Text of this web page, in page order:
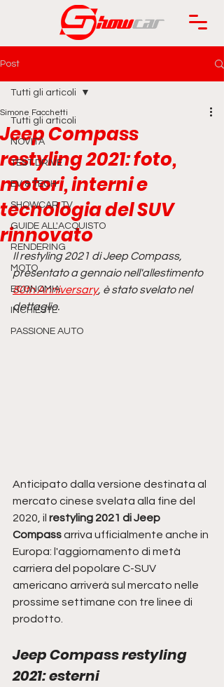
Post
Tutti gli articoli
NOVITÀ
TEST DRIVE
EV & TECH
SHOWCAR TV
GUIDE ALL'ACQUISTO
RENDERING
MOTO
ECONOMIA
INCHIESTE
PASSIONE AUTO
Tutti gli articoli
Jeep Compass
restyling 2021: foto,
motori, interni e
tecnologia del SUV
rinnovato
Simone Facchetti
Il restyling 2021 di Jeep Compass,
presentato a gennaio nell'allestimento
80th Anniversary, è stato svelato nel
dettaglio.
Anticipato dalla versione destinata al
mercato cinese svelata alla fine del
2020, il restyling 2021 di Jeep
Compass arriva ufficialmente anche in
Europa: l'aggiornamento di metà
carriera del popolare C-SUV
americano arriverà sul mercato nelle
prossime settimane con tre linee di
prodotto.
Jeep Compass restyling
2021: esterni